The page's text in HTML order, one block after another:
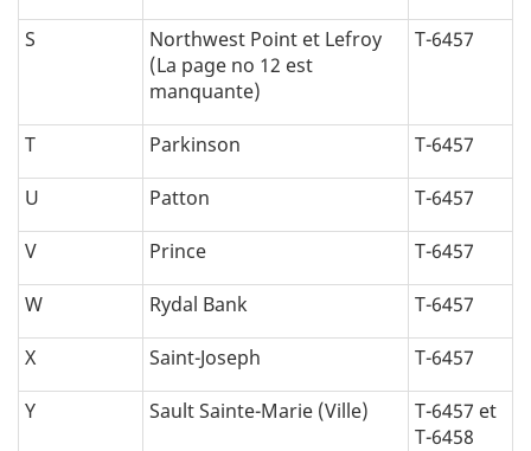
S
Northwest Point et Lefroy
(La page no 12 est
manquante)
T-6457
T Parkinson T-6457
U Patton T-6457
V Prince T-6457
W Rydal Bank T-6457
X Saint-Joseph T-6457
Y Sault Sainte-Marie (Ville)
T-6457 et
T-6458